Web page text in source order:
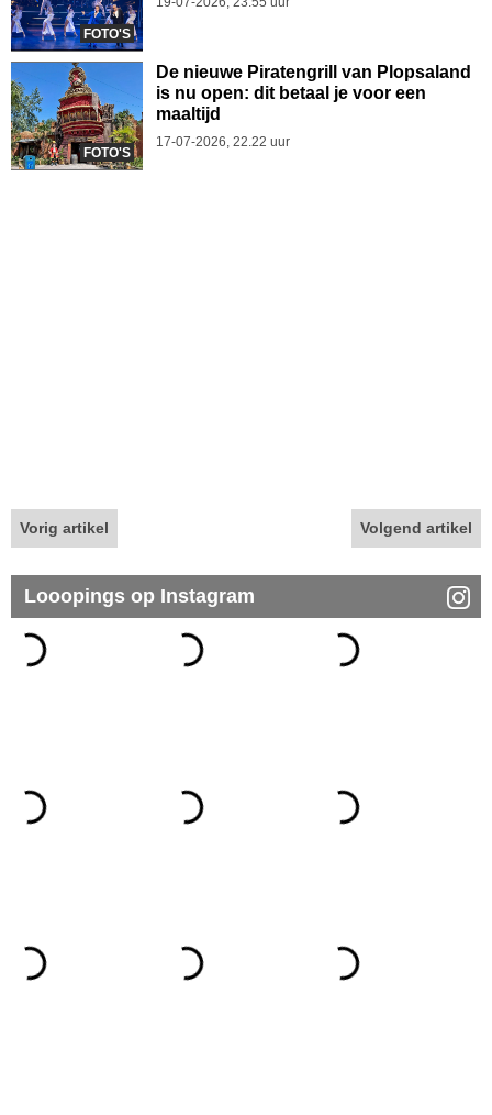
FOTO'S
FOTO'S
De nieuwe Piratengrill van Plopsaland
is nu open: dit betaal je voor een
maaltijd
17-07-2026, 22.22 uur
Vorig artikel Volgend artikel
Looopings op Instagram